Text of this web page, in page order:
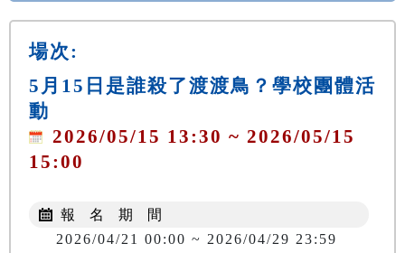
場次:
5月15日是誰殺了渡渡鳥？學校團體活
動
2026/05/15 13:30 ~ 2026/05/15
15:00
報 名 期 間
2026/04/21 00:00 ~ 2026/04/29 23:59